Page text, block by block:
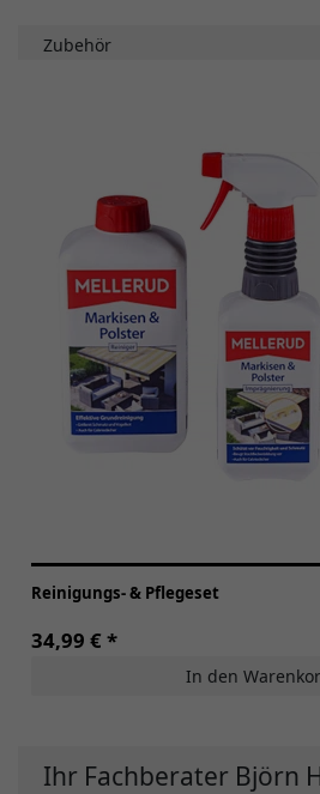
Zubehör
Reinigungs- & Pflegeset
34,99 € *
In den
Ihr Fachberater Björn